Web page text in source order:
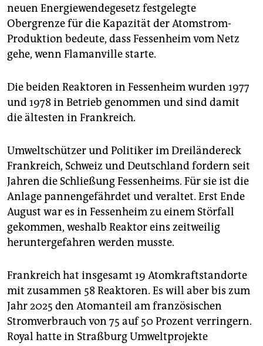
neuen Energiewendegesetz festgelegte
Obergrenze für die Kapazität der Atomstrom-
Produktion bedeute, dass Fessenheim vom Netz
gehe, wenn Flamanville starte.
Die beiden Reaktoren in Fessenheim wurden 1977
und 1978 in Betrieb genommen und sind damit
die ältesten in Frankreich.
Umweltschützer und Politiker im Dreiländereck
Frankreich, Schweiz und Deutschland fordern seit
Jahren die Schließung Fessenheims. Für sie ist die
Anlage pannengefährdet und veraltet. Erst Ende
August war es in Fessenheim zu einem Störfall
gekommen, weshalb Reaktor eins zeitweilig
heruntergefahren werden musste.
Frankreich hat insgesamt 19 Atomkraftstandorte
mit zusammen 58 Reaktoren. Es will aber bis zum
Jahr 2025 den Atomanteil am französischen
Stromverbrauch von 75 auf 50 Prozent verringern.
Royal hatte in Straßburg Umweltprojekte